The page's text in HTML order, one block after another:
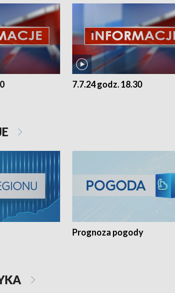
7.7.24 godz. 18.30
Prognoza pogody